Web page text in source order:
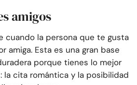
amigos
cuando la persona que te gusta
amiga. Esta es una gran base
porque tienes lo mejor
la cita romántica y la posibilidad